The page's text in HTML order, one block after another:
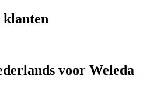
klanten
voor Weleda